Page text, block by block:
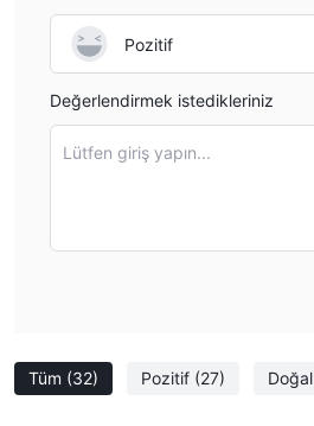
Tüm (32) Pozitif (27) Doğal
Pozitif
Değerlendirmek istedikleriniz
Lütfen giriş yapın...